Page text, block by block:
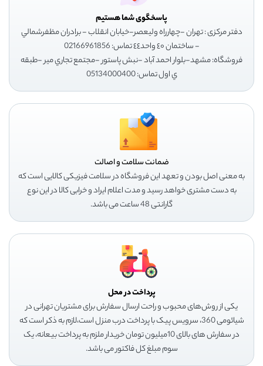
پاسخگوی شما هستیم
دفتر مرکزی : تهران -چهارراه وليعصر-خيابان انقلاب - برادران مظفرشمالي
- ساختمان ٤٠ واحد٤٤ تماس: 02166961856
فروشگاه: مشهد-بلوار احمد آباد -نبش پاستور -مجتمع تجاري مير -طبقه
ي اول تماس: 05134000400
ضمانت سلامت و اصالت
به معنی اصل بودن و تعهد این فروشگاه در سلامت فیزیکی کالایی است که
به دست مشتری خواهد رسید و مدت اعلام ایراد و خرابی کالا در این نوع
گارانتی 48 ساعت می باشد.
پرداخت در محل
یکی از روش‌های محبوب و راحت ارسال سفارش برای مشتریان تهرانی در
شیائومی 360، سرویس پیک با پرداخت درب منزل است،لازم به ذکر است که
در سفارش های بالای 10میلیون تومان خریدار ملزم به پرداخت بیعانه، یک
سوم مبلغ کل فاکتور می باشد.